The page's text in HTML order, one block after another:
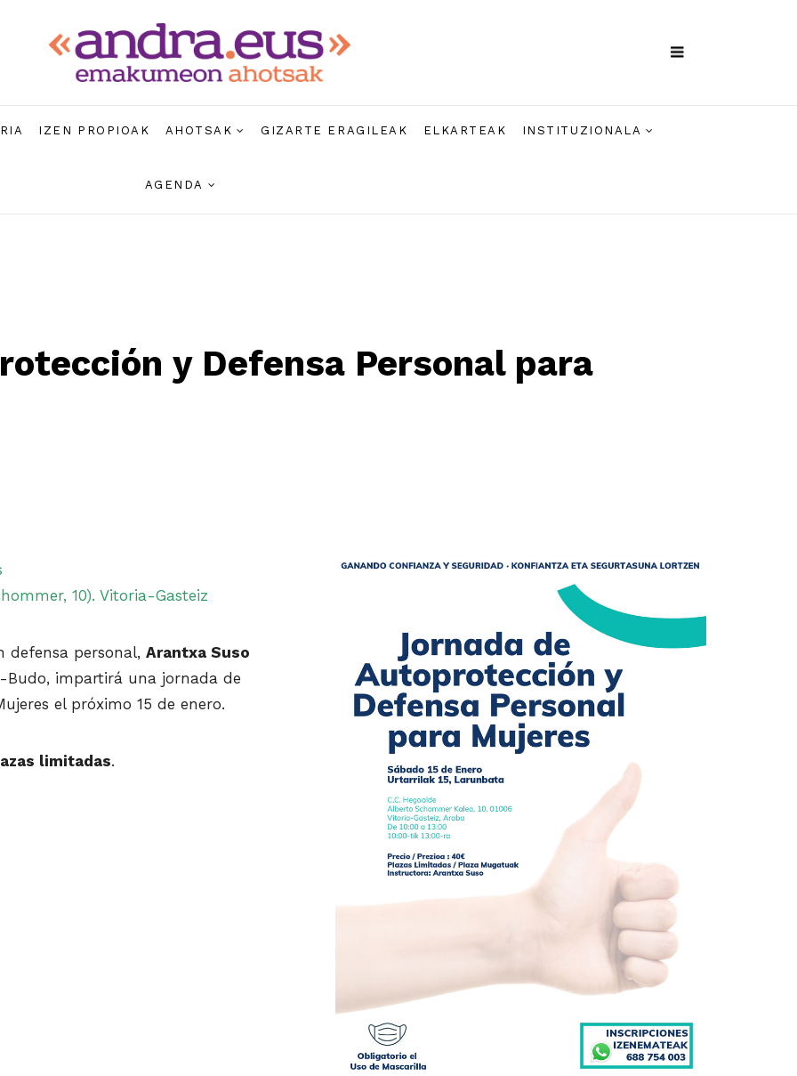
IZEN PROPIOAK AHOTSAK GIZARTE ERAGILEAK ELKARTEAK INSTITUZIONALA
AGENDA
y Defensa Personal para
10). Vitoria-Gasteiz
defensa personal, Arantxa Suso
Budo, impartirá una jornada de
el próximo 15 de enero.
limitadas.